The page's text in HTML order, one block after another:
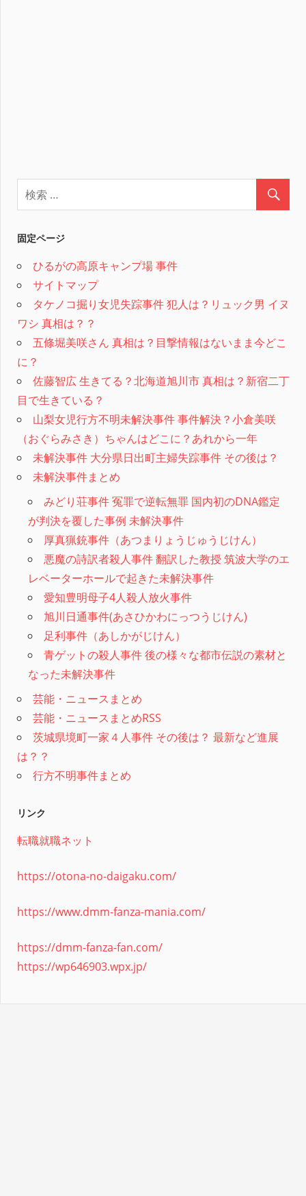
固定ページ
ひるがの高原キャンプ場 事件
サイトマップ
タケノコ掘り女児失踪事件 犯人は？リュック男 イヌ
ワシ 真相は？？
五條堀美咲さん 真相は？目撃情報はないまま今どこ
に？
佐藤智広 生きてる？北海道旭川市 真相は？新宿二丁
目で生きている？
山梨女児行方不明未解決事件 事件解決？小倉美咲
（おぐらみさき）ちゃんはどこに？あれから一年
未解決事件 大分県日出町主婦失踪事件 その後は？
未解決事件まとめ
みどり荘事件 冤罪で逆転無罪 国内初のDNA鑑定
が判決を覆した事例 未解決事件
厚真猟銃事件（あつまりょうじゅうじけん）
悪魔の詩訳者殺人事件 翻訳した教授 筑波大学のエ
レベーターホールで起きた未解決事件
愛知豊明母子4人殺人放火事件
旭川日通事件(あさひかわにっつうじけん)
足利事件（あしかがじけん）
青ゲットの殺人事件 後の様々な都市伝説の素材と
なった未解決事件
芸能・ニュースまとめ
芸能・ニュースまとめRSS
茨城県境町一家４人事件 その後は？ 最新など進展
は？？
行方不明事件まとめ
リンク
転職就職ネット
https://otona-no-daigaku.com/
https://www.dmm-fanza-mania.com/
https://dmm-fanza-fan.com/
https://wp646903.wpx.jp/